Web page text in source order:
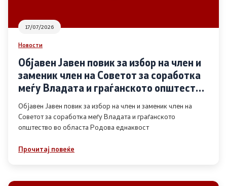
Дијалог меѓу Владата и граѓанскиот сектор
Отворени денови за иницијативи на граѓанските
организации
Финансиска поддршка
17/07/2026
Новости
Објавен Јавен повик за избор на член и
заменик член на Советот за соработка
меѓу Владата и граѓанското општество
во областа Родова еднаквост
Објавен Јавен повик за избор на член и заменик член на
Советот за соработка меѓу Владата и граѓанското
општество во областа Родова еднаквост
Прочитај повеќе